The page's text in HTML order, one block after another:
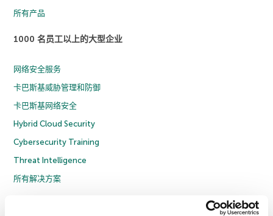
所有产品
1000 名员工以上的大型企业
网络安全服务
卡巴斯基威胁管理和防御
卡巴斯基网络安全
Hybrid Cloud Security
Cybersecurity Training
Threat Intelligence
所有解决方案